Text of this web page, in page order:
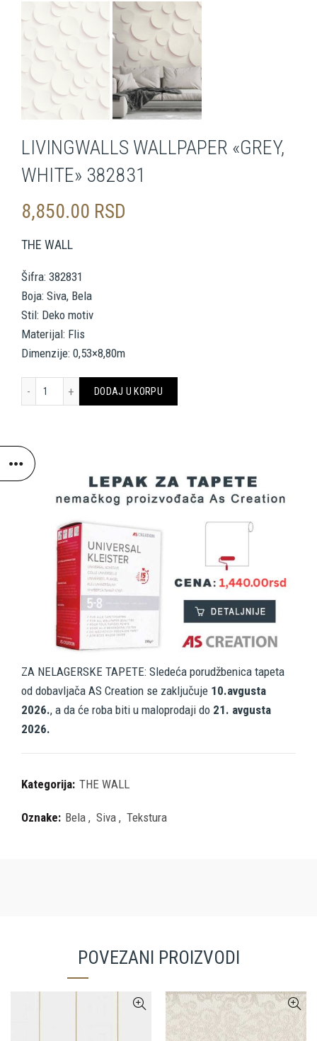
LIVINGWALLS WALLPAPER «GREY,
WHITE» 382831
8,850.00 RSD
THE WALL
Šifra: 382831
Boja: Siva, Bela
Stil: Deko motiv
Materijal: Flis
Dimenzije: 0,53×8,80m
LIVINGWALLS WALLPAPER «GREY, WHITE» 382831 količina
DODAJ U KORPU
ZA NELAGERSKE TAPETE: Sledeća porudžbenica tapeta
od dobavljača AS Creation se zaključuje 10.avgusta
2026., a da će roba biti u maloprodaji do 21. avgusta
2026.
Kategorija: THE WALL
Oznake: Bela , Siva , Tekstura
POVEZANI PROIZVODI